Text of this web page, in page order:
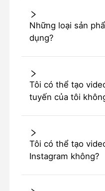
Những loại sản
dụng?
Tôi có thể tạo
tuyến của tôi
Tôi có thể tạo
Instagram không?